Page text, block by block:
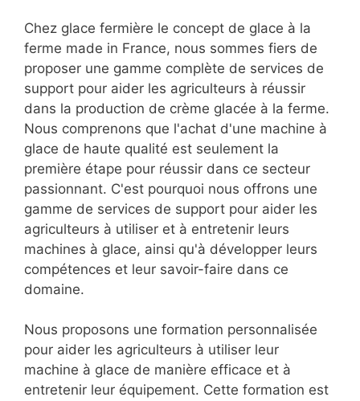
Chez glace fermière le concept de glace à la
ferme made in France, nous sommes fiers de
proposer une gamme complète de services de
support pour aider les agriculteurs à réussir
dans la production de crème glacée à la ferme.
Nous comprenons que l'achat d'une machine à
glace de haute qualité est seulement la
première étape pour réussir dans ce secteur
passionnant. C'est pourquoi nous offrons une
gamme de services de support pour aider les
agriculteurs à utiliser et à entretenir leurs
machines à glace, ainsi qu'à développer leurs
compétences et leur savoir-faire dans ce
domaine.
Nous proposons une formation personnalisée
pour aider les agriculteurs à utiliser leur
machine à glace de manière efficace et à
entretenir leur équipement. Cette formation est